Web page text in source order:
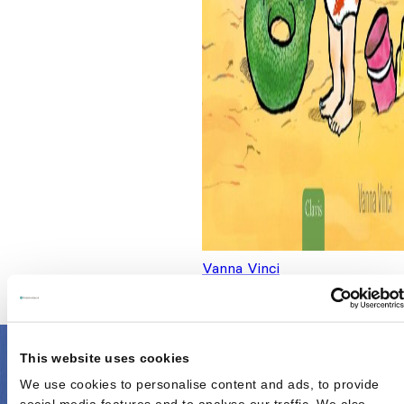
This website uses cookies
We use cookies to personalise content and ads, to provide
Vanna Vinci
Dinomeisje en het